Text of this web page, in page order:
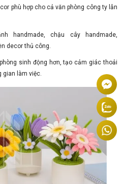
phù hợp cho cả văn phòng công ty lẫn
handmade, chậu cây handmade,
decor thủ công.
sinh động hơn, tạo cảm giác thoải
gian làm việc.